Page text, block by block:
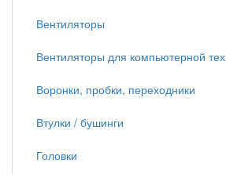
Вентиляторы
Вентиляторы для компьютерной тех
Воронки, пробки, переходники
Втулки / бушинги
Головки